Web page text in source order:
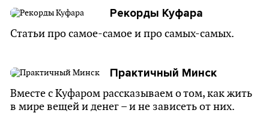
Рекорды Куфара
Статьи про самое-самое и про самых-самых.
Практичный Минск
Вместе с Куфаром рассказываем о том, как жить
в мире вещей и денег – и не зависеть от них.